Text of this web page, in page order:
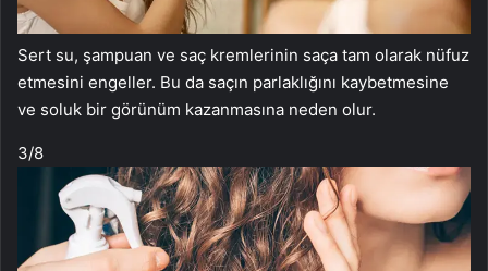
Sert su, şampuan ve saç kremlerinin saça tam olarak nüfuz
etmesini engeller. Bu da saçın parlaklığını kaybetmesine
ve soluk bir görünüm kazanmasına neden olur.
3/8